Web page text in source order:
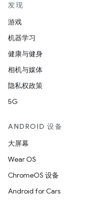
发现
游戏
机器学习
健康与健身
相机与媒体
隐私权政策
5G
ANDROID 设备
大屏幕
Wear OS
ChromeOS 设备
Android for Cars